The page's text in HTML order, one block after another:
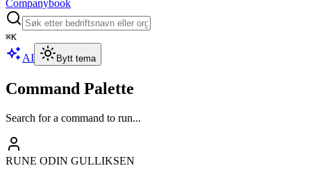
Companybook
⌘K
AI Bytt tema
Command Palette
Search for a command to run...
RUNE ODIN GULLIKSEN